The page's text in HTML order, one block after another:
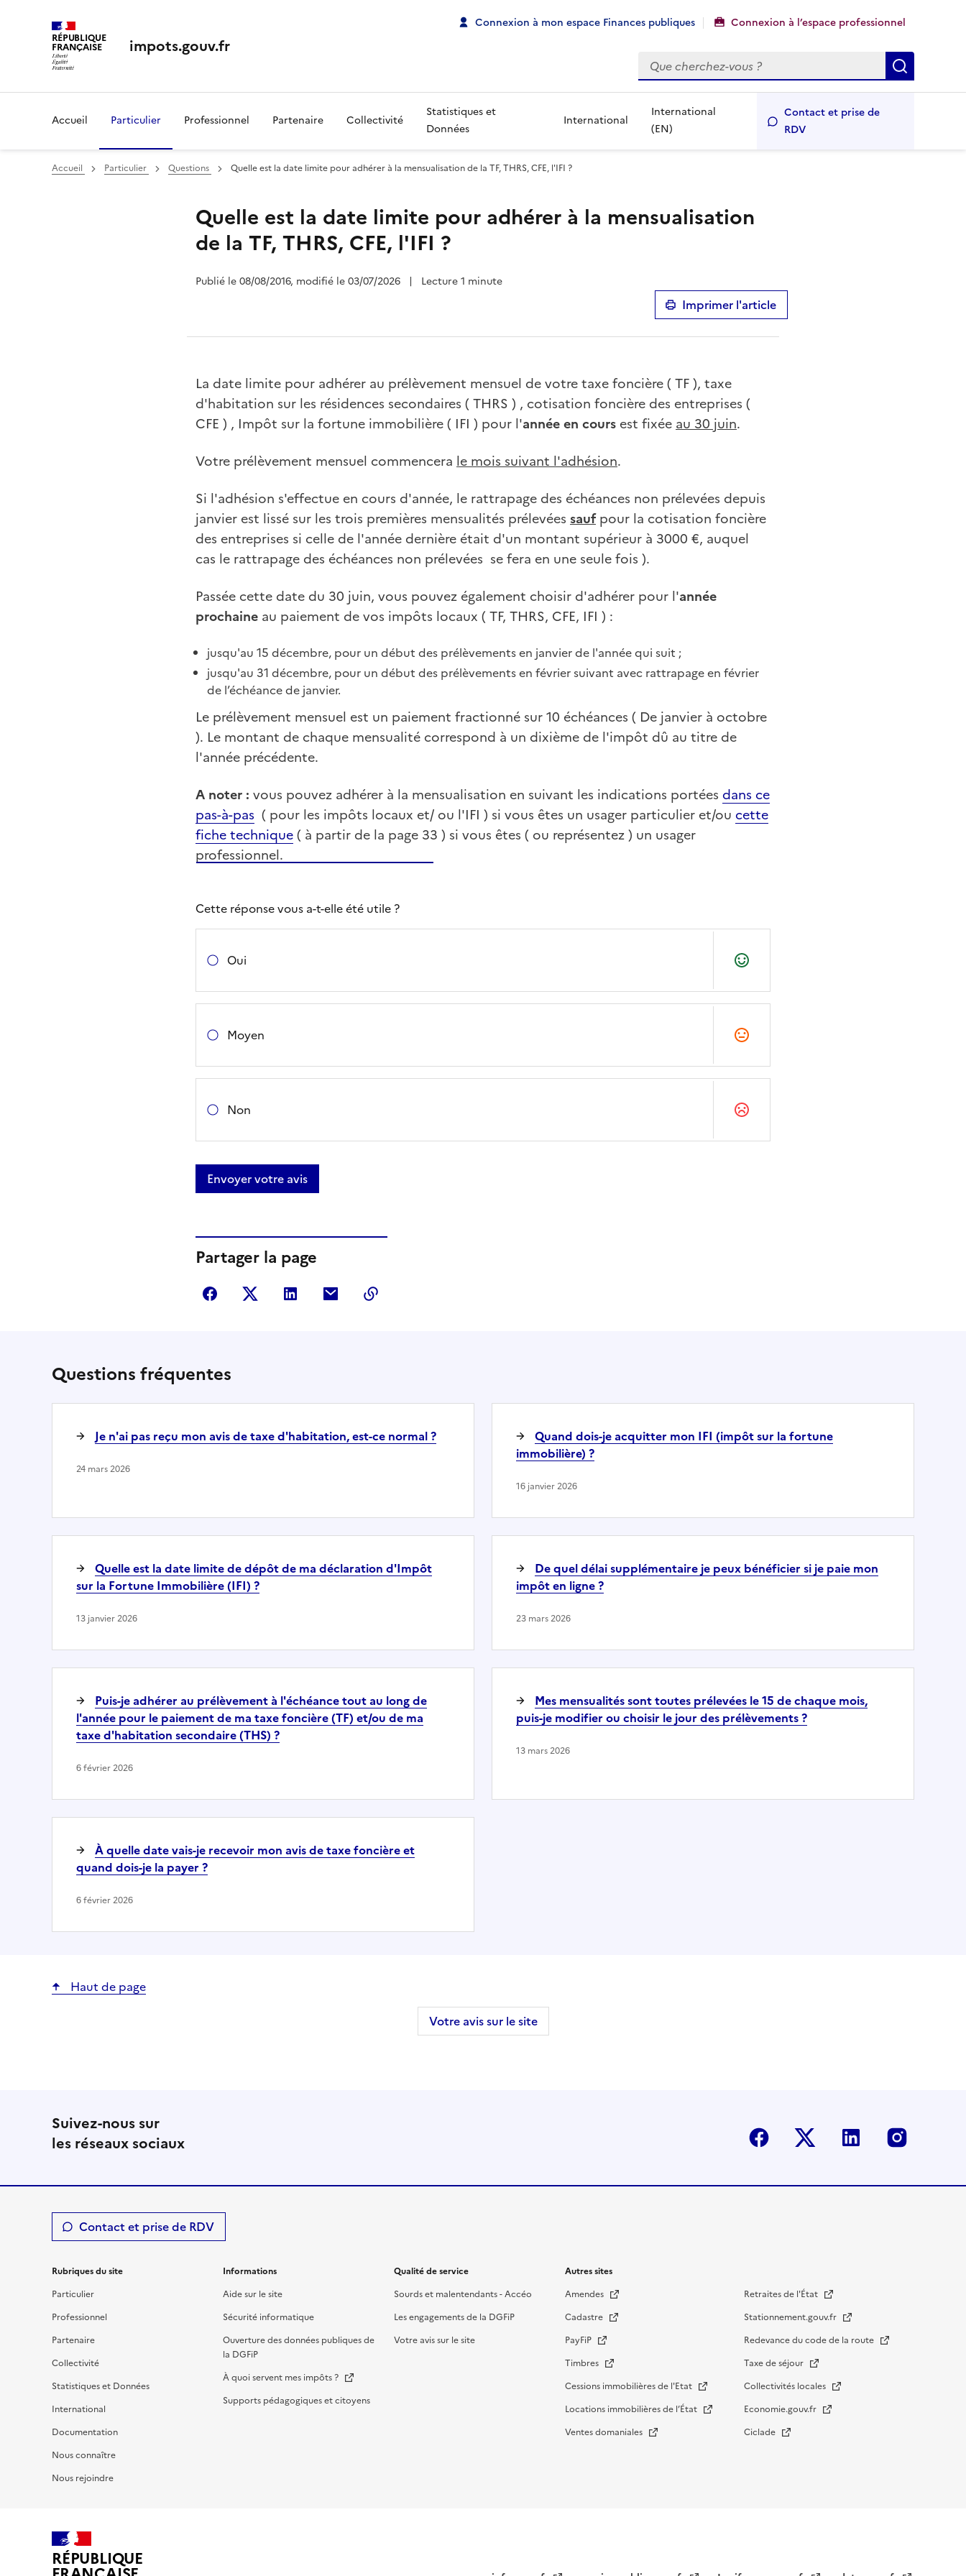
RÉPUBLIQUE
FRANÇAISE impots.gouv.fr
Connexion à mon espace Finances publiques Connexion à l’espace professionnel
Rechercher
Accueil Particulier Professionnel Partenaire Collectivité
Statistiques et
Données
International
International
(EN)
Contact et prise de
RDV
Accueil Particulier Questions Quelle est la date limite pour adhérer à la mensualisation de la TF, THRS, CFE, l'IFI ?
Quelle est la date limite pour adhérer à la mensualisation
de la TF, THRS, CFE, l'IFI ?
Publié le 08/08/2016, modifié le 03/07/2026 | Lecture 1 minute
Imprimer l'article
La date limite pour adhérer au prélèvement mensuel de votre taxe foncière ( TF ), taxe
d'habitation sur les résidences secondaires ( THRS ) , cotisation foncière des entreprises (
CFE ) , Impôt sur la fortune immobilière ( IFI ) pour l'année en cours est fixée au 30 juin.
Votre prélèvement mensuel commencera le mois suivant l'adhésion.
Si l'adhésion s'effectue en cours d'année, le rattrapage des échéances non prélevées depuis
janvier est lissé sur les trois premières mensualités prélevées saufpour la cotisation foncière
des entreprises si celle de l'année dernière était d'un montant supérieur à 3000 €, auquel
cas le rattrapage des échéances non prélevées se fera en une seule fois ).
Passée cette date du 30 juin, vous pouvez également choisir d'adhérer pour l'année
prochaine au paiement de vos impôts locaux ( TF, THRS, CFE, IFI ) :
jusqu'au 15 décembre, pour un début des prélèvements en janvier de l'année qui suit ;
jusqu'au 31 décembre, pour un début des prélèvements en février suivant avec rattrapage en février
de l’échéance de janvier.
Le prélèvement mensuel est un paiement fractionné sur 10 échéances ( De janvier à octobre
). Le montant de chaque mensualité correspond à un dixième de l'impôt dû au titre de
l'année précédente.
A noter : vous pouvez adhérer à la mensualisation en suivant les indications portées dans ce
pas-à-pas ( pour les impôts locaux et/ ou l'IFI ) si vous êtes un usager particulier et/ou cette
fiche technique( à partir de la page 33 ) si vous êtes ( ou représentez ) un usager
professionnel.
Cette réponse vous a-t-elle été utile ?
Oui
Moyen
Non
Envoyer votre avis
Partager la page
Partager sur Facebook
Partager sur Twitter
Partager sur LinkedIn
Partager par courriel
Questions fréquentes
Je n'ai pas reçu mon avis de taxe d'habitation, est-ce normal ?
24 mars 2026
Quand dois-je acquitter mon IFI (impôt sur la fortune
immobilière) ?
16 janvier 2026
Quelle est la date limite de dépôt de ma déclaration d'Impôt
sur la Fortune Immobilière (IFI) ?
13 janvier 2026
De quel délai supplémentaire je peux bénéficier si je paie mon
impôt en ligne ?
23 mars 2026
Puis-je adhérer au prélèvement à l'échéance tout au long de
l'année pour le paiement de ma taxe foncière (TF) et/ou de ma
taxe d'habitation secondaire (THS) ?
6 février 2026
Mes mensualités sont toutes prélevées le 15 de chaque mois,
puis-je modifier ou choisir le jour des prélèvements ?
13 mars 2026
À quelle date vais-je recevoir mon avis de taxe foncière et
quand dois-je la payer ?
6 février 2026
Haut de page
Votre avis sur le site
Suivez-nous sur
les réseaux sociaux
Facebook Twitter-X Linkedin
Contact et prise de RDV
Rubriques du site
Particulier
Professionnel
Partenaire
Collectivité
Statistiques et Données
International
Documentation
Nous connaître
Nous rejoindre
Informations
Aide sur le site
Sécurité informatique
Ouverture des données publiques de
la DGFiP
À quoi servent mes impôts ?
Supports pédagogiques et citoyens
Qualité de service
Sourds et malentendants - Accéo
Les engagements de la DGFiP
Votre avis sur le site
Autres sites
Amendes
Cadastre
PayFiP
Timbres
Cessions immobilières de l'Etat
Locations immobilières de l’État
Ventes domaniales
Retraites de l'État
Stationnement.gouv.fr
Redevance du code de la route
Taxe de séjour
Collectivités locales
Economie.gouv.fr
Ciclade
RÉPUBLIQUE